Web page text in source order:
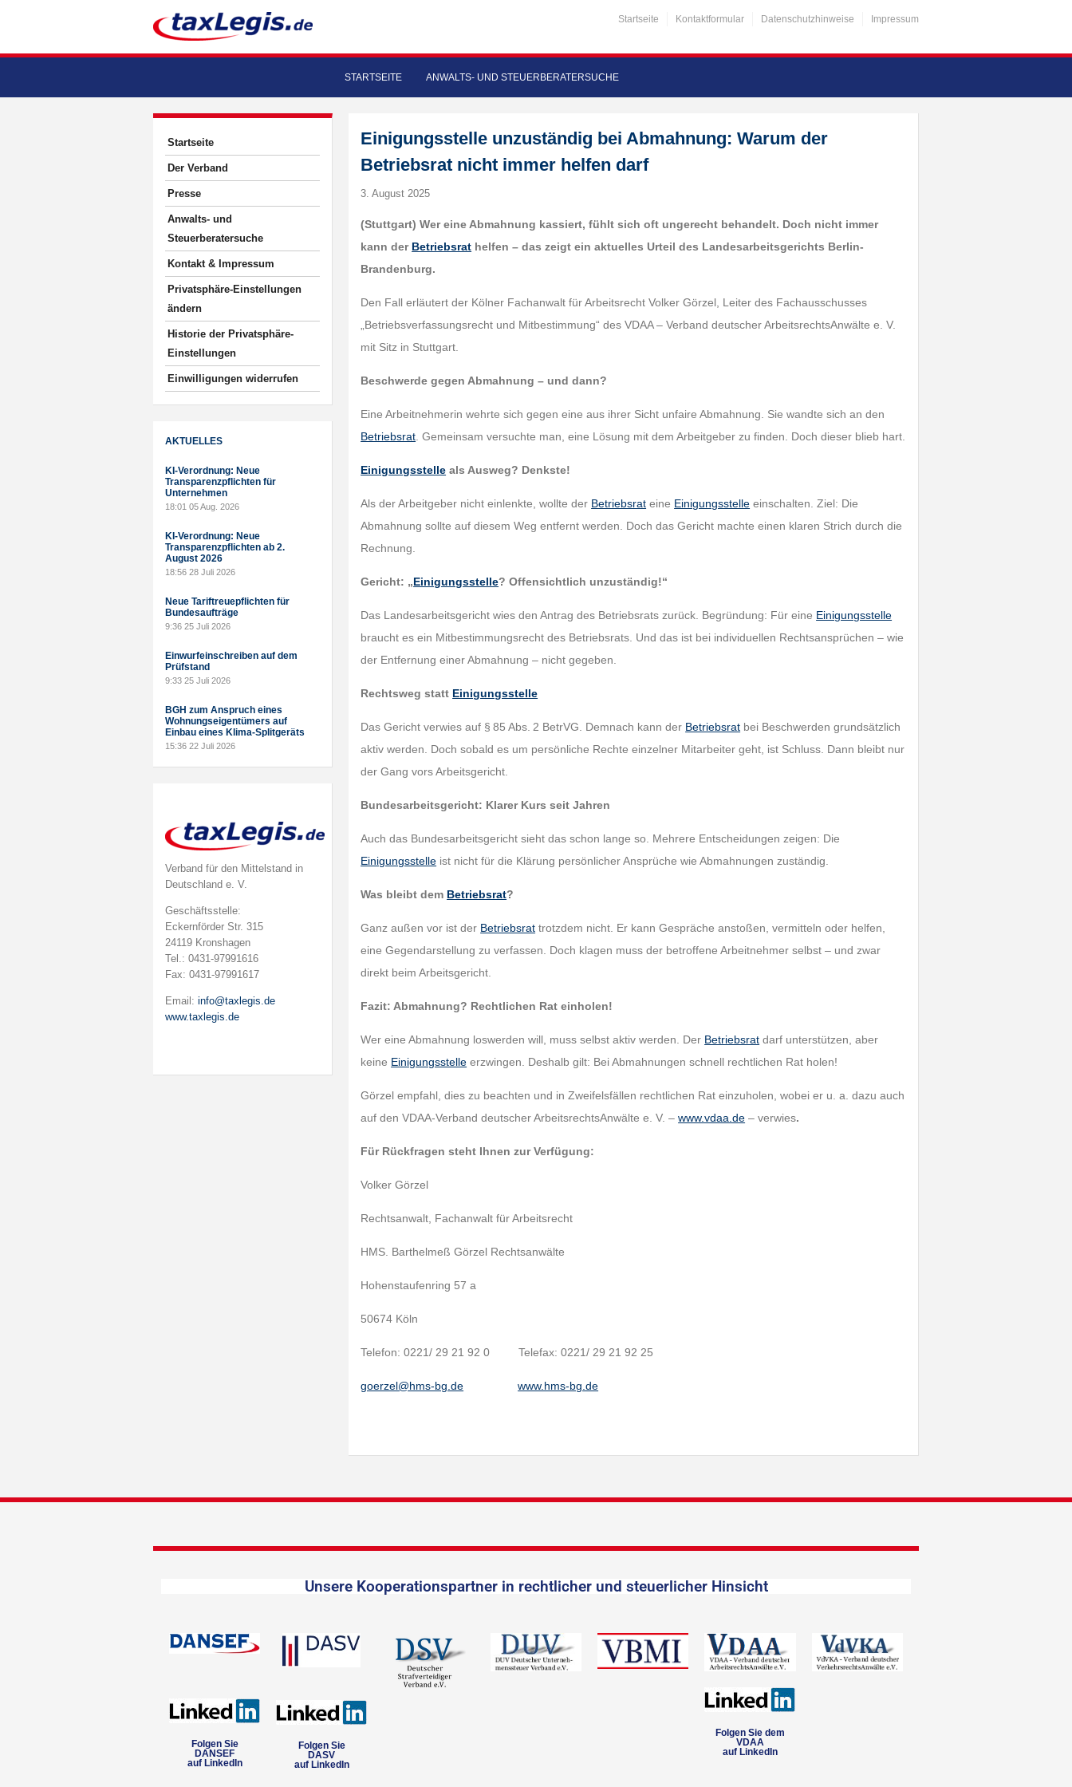
Startseite Kontaktformular Datenschutzhinweise Impressum
STARTSEITE ANWALTS- UND STEUERBERATERSUCHE
Startseite
Der Verband
Presse
Anwalts- und
Steuerberatersuche
Kontakt & Impressum
Privatsphäre-Einstellungen
ändern
Historie der Privatsphäre-
Einstellungen
Einwilligungen widerrufen
AKTUELLES
KI-Verordnung: Neue
Transparenzpflichten für
Unternehmen
18:01 05 Aug. 2026
KI-Verordnung: Neue
Transparenzpflichten ab 2.
August 2026
18:56 28 Juli 2026
Neue Tariftreuepflichten für
Bundesaufträge
9:36 25 Juli 2026
Einwurfeinschreiben auf dem
Prüfstand
9:33 25 Juli 2026
BGH zum Anspruch eines
Wohnungseigentümers auf
Einbau eines Klima-Splitgeräts
15:36 22 Juli 2026
Verband für den Mittelstand in
Deutschland e. V.
Geschäftsstelle:
Eckernförder Str. 315
24119 Kronshagen
Tel.: 0431-97991616
Fax: 0431-97991617
Email: info@taxlegis.de
www.taxlegis.de
Einigungsstelle unzuständig bei Abmahnung: Warum der
Betriebsrat nicht immer helfen darf
3. August 2025
(Stuttgart) Wer eine Abmahnung kassiert, fühlt sich oft ungerecht behandelt. Doch nicht immer
kann der Betriebsrat helfen – das zeigt ein aktuelles Urteil des Landesarbeitsgerichts Berlin-
Brandenburg.
Den Fall erläutert der Kölner Fachanwalt für Arbeitsrecht Volker Görzel, Leiter des Fachausschusses
„Betriebsverfassungsrecht und Mitbestimmung“ des VDAA – Verband deutscher ArbeitsrechtsAnwälte e. V.
mit Sitz in Stuttgart.
Beschwerde gegen Abmahnung – und dann?
Eine Arbeitnehmerin wehrte sich gegen eine aus ihrer Sicht unfaire Abmahnung. Sie wandte sich an den
Betriebsrat . Gemeinsam versuchte man, eine Lösung mit dem Arbeitgeber zu finden. Doch dieser blieb hart.
Einigungsstelle als Ausweg? Denkste!
Als der Arbeitgeber nicht einlenkte, wollte der Betriebsrat eine Einigungsstelle einschalten. Ziel: Die
Abmahnung sollte auf diesem Weg entfernt werden. Doch das Gericht machte einen klaren Strich durch die
Rechnung.
Gericht: „Einigungsstelle? Offensichtlich unzuständig!“
Das Landesarbeitsgericht wies den Antrag des Betriebsrats zurück. Begründung: Für eine Einigungsstelle
braucht es ein Mitbestimmungsrecht des Betriebsrats. Und das ist bei individuellen Rechtsansprüchen – wie
der Entfernung einer Abmahnung – nicht gegeben.
Rechtsweg statt Einigungsstelle
Das Gericht verwies auf § 85 Abs. 2 BetrVG. Demnach kann der Betriebsrat bei Beschwerden grundsätzlich
aktiv werden. Doch sobald es um persönliche Rechte einzelner Mitarbeiter geht, ist Schluss. Dann bleibt nur
der Gang vors Arbeitsgericht.
Bundesarbeitsgericht: Klarer Kurs seit Jahren
Auch das Bundesarbeitsgericht sieht das schon lange so. Mehrere Entscheidungen zeigen: Die
Einigungsstelle ist nicht für die Klärung persönlicher Ansprüche wie Abmahnungen zuständig.
Was bleibt dem Betriebsrat?
Ganz außen vor ist der Betriebsrat trotzdem nicht. Er kann Gespräche anstoßen, vermitteln oder helfen,
eine Gegendarstellung zu verfassen. Doch klagen muss der betroffene Arbeitnehmer selbst – und zwar
direkt beim Arbeitsgericht.
Fazit: Abmahnung? Rechtlichen Rat einholen!
Wer eine Abmahnung loswerden will, muss selbst aktiv werden. Der Betriebsrat darf unterstützen, aber
keine Einigungsstelle erzwingen. Deshalb gilt: Bei Abmahnungen schnell rechtlichen Rat holen!
Görzel empfahl, dies zu beachten und in Zweifelsfällen rechtlichen Rat einzuholen, wobei er u. a. dazu auch
auf den VDAA-Verband deutscher ArbeitsrechtsAnwälte e. V. –www.vdaa.de – verwies.
Für Rückfragen steht Ihnen zur Verfügung:
Volker Görzel
Rechtsanwalt, Fachanwalt für Arbeitsrecht
HMS. Barthelmeß Görzel Rechtsanwälte
Hohenstaufenring 57 a
50674 Köln
Telefon: 0221/ 29 21 92 0 Telefax: 0221/ 29 21 92 25
goerzel@hms-bg.de www.hms-bg.de
Unsere Kooperationspartner in rechtlicher und steuerlicher Hinsicht
Folgen Sie
DANSEF
auf LinkedIn
Folgen Sie
DASV
auf LinkedIn
Folgen Sie dem
VDAA
auf LinkedIn